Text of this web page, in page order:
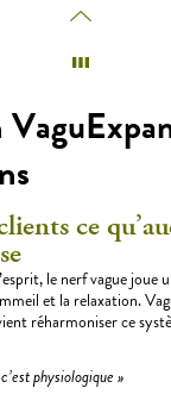
ce
le nerf vague joue
et la relaxation.
réharmoniser ce
physiologique »